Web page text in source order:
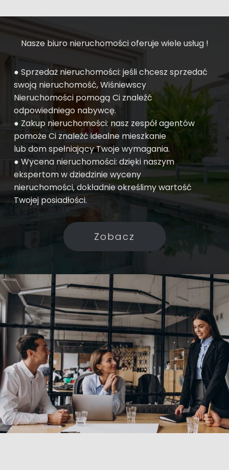
Nasze biuro nieruchomości oferuje wiele usług !
● Sprzedaż nieruchomości: jeśli chcesz sprzedać
swoją nieruchomość, Wiśniewscy
Nieruchomości pomogą Ci znaleźć
odpowiedniego nabywcę.
● Zakup nieruchomości: nasz zespół agentów
pomoże Ci znaleźć idealne mieszkanie
lub dom spełniający Twoje wymagania.
● Wycena nieruchomości: dzięki naszym
ekspertom w dziedzinie wyceny
nieruchomości, dokładnie określimy wartość
Twojej posiadłości.
Zobacz